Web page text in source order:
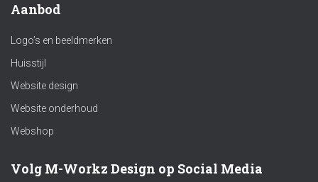
Aanbod
Logo’s en beeldmerken
Huisstijl
Website design
Website onderhoud
Webshop
Volg M-Workz Design op Social Media